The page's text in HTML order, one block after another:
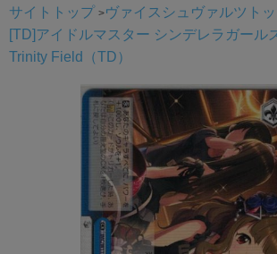
サイトトップ
ヴァイスシュヴァルツト
[TD]アイドルマスター シンデレラガール
Trinity Field（TD）